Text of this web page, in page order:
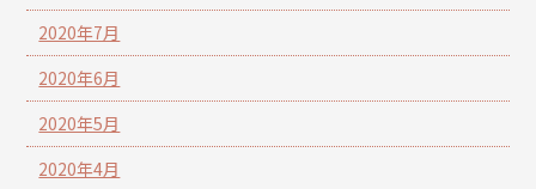
2020年7月
2020年6月
2020年5月
2020年4月